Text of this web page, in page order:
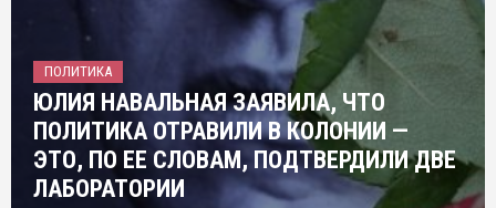
ПОЛИТИКА
ЮЛИЯ НАВАЛЬНАЯ ЗАЯВИЛА, ЧТО
ПОЛИТИКА ОТРАВИЛИ В КОЛОНИИ —
ЭТО, ПО ЕЕ СЛОВАМ, ПОДТВЕРДИЛИ ДВЕ
ЛАБОРАТОРИИ